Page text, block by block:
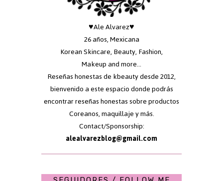
♥Ale Alvarez♥
26 años, Mexicana
Korean Skincare, Beauty, Fashion,
Makeup and more...
Reseñas honestas de kbeauty desde 2012,
bienvenido a este espacio donde podrás
encontrar reseñas honestas sobre productos
Coreanos, maquillaje y más.
Contact/Sponsorship:
alealvarezblog@gmail.com